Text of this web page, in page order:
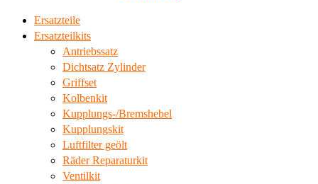
Ersatzteile
Ersatzteilkits
Antriebssatz
Dichtsatz Zylinder
Griffset
Kolbenkit
Kupplungs-/Bremshebel
Kupplungskit
Luftfilter geölt
Räder Reparaturkit
Ventilkit